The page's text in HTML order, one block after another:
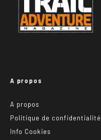
A propos
A propos
Politique de confidentialité
Info Cookies